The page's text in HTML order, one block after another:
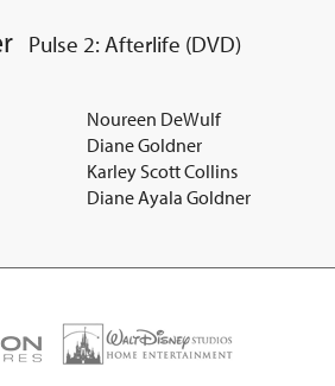
Pulse 2: Afterlife (DVD)
Noureen DeWulf
Diane Goldner
Karley Scott Collins
Diane Ayala Goldner